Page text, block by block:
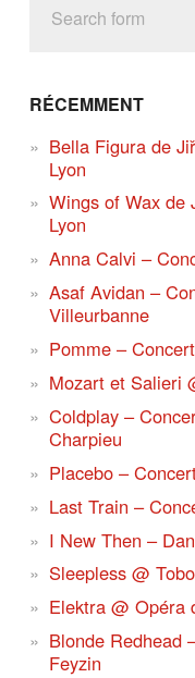
RÉCEMMENT
Bella Figura de
Lyon
Wings of Wax de
Lyon
Anna Calvi –
Asaf Avidan –
Villeurbanne
Pomme –
Mozart et Salieri
Coldplay –
Charpieu
Placebo –
Last Train –
I New Then –
Sleepless @
Elektra @ Opéra
Blonde Redhead
Feyzin